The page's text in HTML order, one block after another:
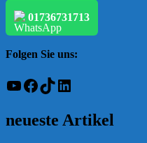
01736731713
Folgen Sie uns:
YouTube
Facebook
TikTokLinkedIn
neueste Artikel